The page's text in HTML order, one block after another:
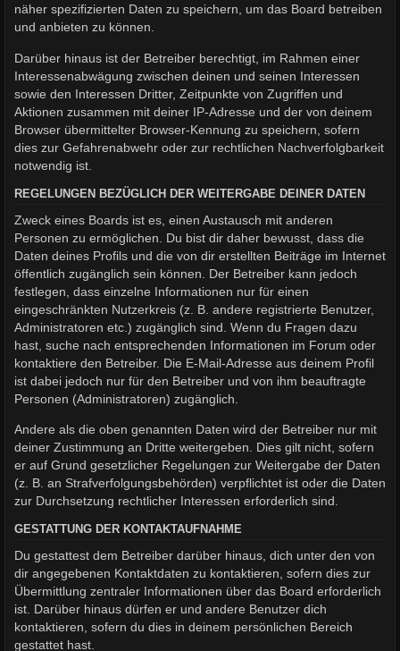
näher spezifizierten Daten zu speichern, um das Board betreiben
und anbieten zu können.
Darüber hinaus ist der Betreiber berechtigt, im Rahmen einer
Interessenabwägung zwischen deinen und seinen Interessen
sowie den Interessen Dritter, Zeitpunkte von Zugriffen und
Aktionen zusammen mit deiner IP-Adresse und der von deinem
Browser übermittelter Browser-Kennung zu speichern, sofern
dies zur Gefahrenabwehr oder zur rechtlichen Nachverfolgbarkeit
notwendig ist.
REGELUNGEN BEZÜGLICH DER WEITERGABE DEINER DATEN
Zweck eines Boards ist es, einen Austausch mit anderen
Personen zu ermöglichen. Du bist dir daher bewusst, dass die
Daten deines Profils und die von dir erstellten Beiträge im Internet
öffentlich zugänglich sein können. Der Betreiber kann jedoch
festlegen, dass einzelne Informationen nur für einen
eingeschränkten Nutzerkreis (z. B. andere registrierte Benutzer,
Administratoren etc.) zugänglich sind. Wenn du Fragen dazu
hast, suche nach entsprechenden Informationen im Forum oder
kontaktiere den Betreiber. Die E-Mail-Adresse aus deinem Profil
ist dabei jedoch nur für den Betreiber und von ihm beauftragte
Personen (Administratoren) zugänglich.
Andere als die oben genannten Daten wird der Betreiber nur mit
deiner Zustimmung an Dritte weitergeben. Dies gilt nicht, sofern
er auf Grund gesetzlicher Regelungen zur Weitergabe der Daten
(z. B. an Strafverfolgungsbehörden) verpflichtet ist oder die Daten
zur Durchsetzung rechtlicher Interessen erforderlich sind.
GESTATTUNG DER KONTAKTAUFNAHME
Du gestattest dem Betreiber darüber hinaus, dich unter den von
dir angegebenen Kontaktdaten zu kontaktieren, sofern dies zur
Übermittlung zentraler Informationen über das Board erforderlich
ist. Darüber hinaus dürfen er und andere Benutzer dich
kontaktieren, sofern du dies in deinem persönlichen Bereich
gestattet hast.